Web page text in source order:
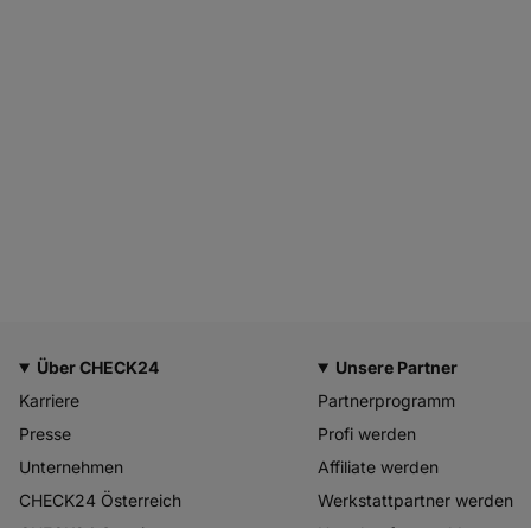
Über CHECK24
Karriere
Presse
Unternehmen
CHECK24 Österreich
Unsere Partner
Partnerprogramm
Profi werden
Affiliate werden
Werkstattpartner werden